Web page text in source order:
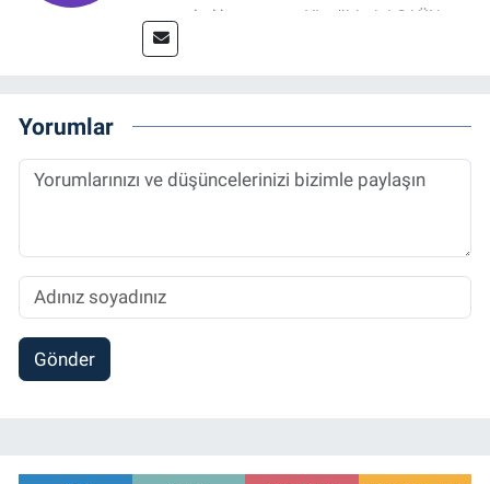
tamamladıktan sonra, YL eğitimini GAÜN
Sosyal Bilimler Enstitüsü'nde İletişim ve T. D.
Spor, Sağlık ve Ekonomi Editörü olarak
sürdürmektedir.
Yorumlar
Gönder